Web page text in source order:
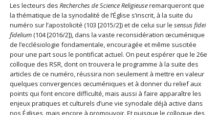
Les lecteurs des Recherches de Science Religieuseremarqueront que
la thématique de la synodalité de l’Église s’inscrit, à la suite du
numéro sur l’apostolicité (103 [2015/2]) et de celui sur le sensus fidei
fidelium(104 [2016/2]), dans la vaste reconsidération œcuménique
de l’ecclésiologie fondamentale, encouragée et même suscitée
pour une part sous le pontificat actuel. On peut espérer que le 26e
colloque des RSR, dont on trouvera le programme à la suite des
articles de ce numéro, réussira non seulement à mettre en valeur
quelques convergences œcuméniques et à donner du relief aux
points qui font encore difficulté, mais aussi à faire apparaître les
enjeux pratiques et culturels d’une vie synodale déjà active dans
nos Églises, mais encore à promouvoir. Et puisque le colloque des